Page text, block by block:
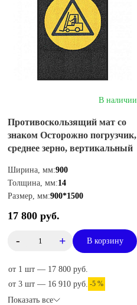
В наличии
Противоскользящий мат со
знаком Осторожно погрузчик,
среднее зерно, вертикальный
Ширина, мм:900
Толщина, мм:14
Размер, мм:900*1500
17 800 руб.
- + В корзину
от 1 шт — 17 800 руб.
от 3 шт — 16 910 руб. -5 %
Показать все